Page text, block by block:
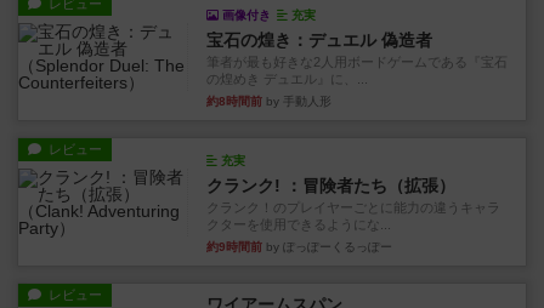
レビュー
画像付き 充実
宝石の煌き：デュエル 偽造者
筆者が最も好きな2人用ボードゲームである『宝石
の煌めき デュエル』に、...
約8時間前 by 手動人形
レビュー
充実
クランク! ：冒険者たち（拡張）
クランク！のプレイヤーごとに能力の違うキャラ
クターを使用できるようにな...
約9時間前 by ぽっぽーくるっぽー
レビュー